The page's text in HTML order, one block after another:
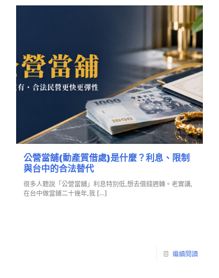
公營當舖(動產質借處)是什麼？利息、限制
與台中的合法替代
很多人聽說「公營當舖」利息特別低,想去借錢週轉。老實講,
在台中做當鋪二十幾年,我 […]
繼續閱讀